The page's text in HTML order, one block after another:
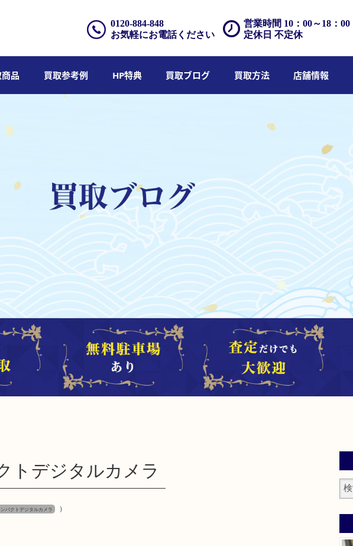
営業時間 10：00～18：00
定休日 不定休
0120-884-848
お気軽にお電話ください
品 買取参考例 HP特典 買取ブログ 買取方法 店舗情報
トデジタルカメラ
ンパクトデジタルカメラ
）